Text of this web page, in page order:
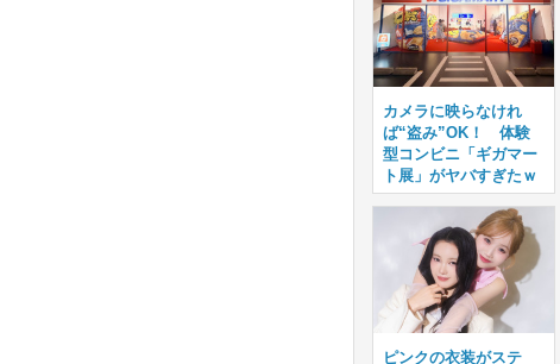
カメラに映らなけれ
ば“盗み”OK！ 体験
型コンビニ「ギガマー
ト展」がヤバすぎたｗ
ピンクの衣装がステ